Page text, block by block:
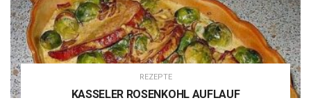
REZEPTE
KASSELER ROSENKOHL AUFLAUF